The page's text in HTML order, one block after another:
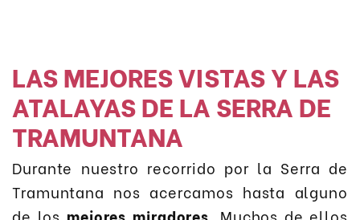
LAS MEJORES VISTAS Y LAS
ATALAYAS DE LA SERRA DE
TRAMUNTANA
Durante nuestro recorrido por la Serra de
Tramuntana nos acercamos hasta alguno